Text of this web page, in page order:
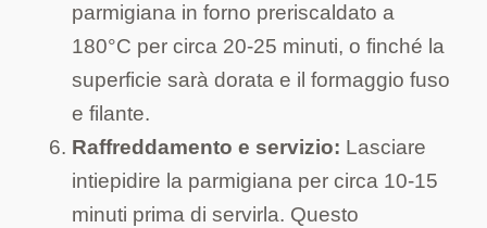
parmigiana in forno preriscaldato a
180°C per circa 20-25 minuti, o finché la
superficie sarà dorata e il formaggio fuso
e filante.
Raffreddamento e servizio: Lasciare
intiepidire la parmigiana per circa 10-15
minuti prima di servirla. Questo